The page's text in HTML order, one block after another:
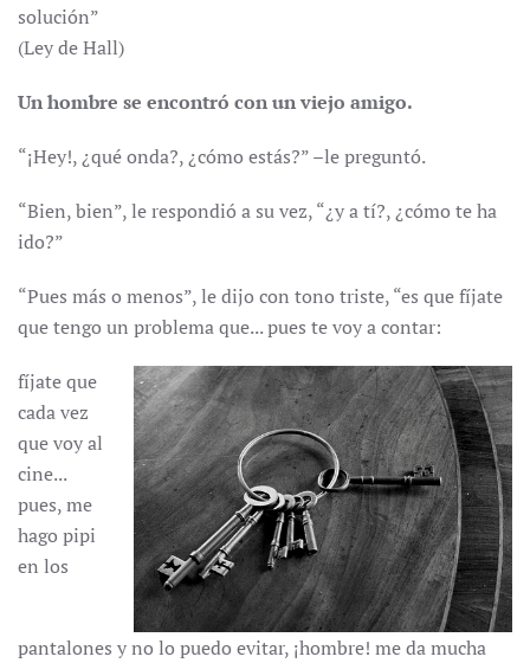
solución”
(Ley de Hall)
Un hombre se encontró con un viejo amigo.
“¡Hey!, ¿qué onda?, ¿cómo estás?” –le preguntó.
“Bien, bien”, le respondió a su vez, “¿y a tí?, ¿cómo te ha
ido?”
“Pues más o menos”, le dijo con tono triste, “es que fíjate
que tengo un problema que... pues te voy a contar:
fíjate que
cada vez
que voy al
cine...
pues, me
hago pipi
en los
pantalones y no lo puedo evitar, ¡hombre! me da mucha